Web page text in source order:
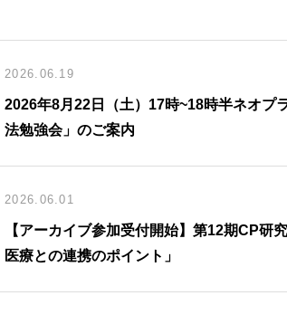
2026.06.19
2026年8月22日（土）17時~18時半ネオプ
法勉強会」のご案内
2026.06.01
【アーカイブ参加受付開始】第12期CP研
医療との連携のポイント」